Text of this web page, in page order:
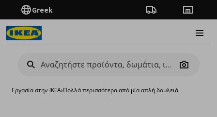
Greek Πορεία παραγγελίας
Camera
Εργασία στην IKEA›Πολλά περισσότερα από μία απλή δουλειά